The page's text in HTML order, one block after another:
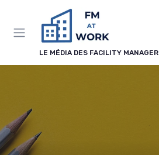
LE MÉDIA DES FACILITY MANAGER
Panneau de gestion des cookies